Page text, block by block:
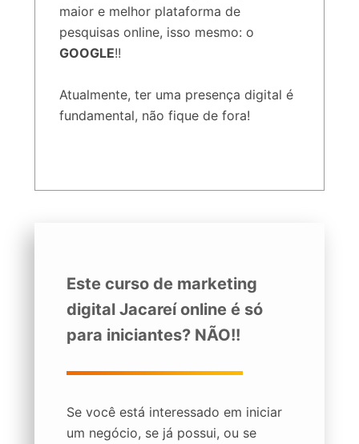
maior e melhor plataforma de
pesquisas online, isso mesmo: o
GOOGLE!!
Atualmente, ter uma presença digital é
fundamental, não fique de fora!
Este curso de marketing
digital Jacareí online é só
para iniciantes? NÃO!!
Se você está interessado em iniciar
um negócio, se já possui, ou se